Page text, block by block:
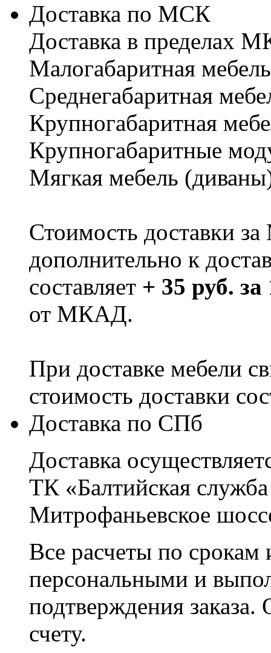
Доставка по МСК
Доставка в пределах
Малогабаритная
Cреднегабаритная
Крупногабаритная
Крупногабаритные
Мягкая мебель
Стоимость доставки
дополнительно к
составляет + 35 руб.
от МКАД.
При доставке мебели
стоимость доставки
Доставка по СПб
Доставка
ТК «Балтийская
Митрофаньевское
Все расчеты по срокам
персональными и
подтверждения заказа.
счету.